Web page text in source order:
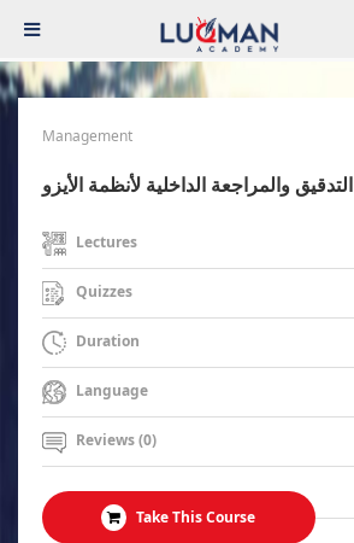
Management
التدقيق والمراجعة الداخلية لأنظمة الأيزو
Lectures
Quizzes
Duration
Language
Reviews (0)
Take This Course